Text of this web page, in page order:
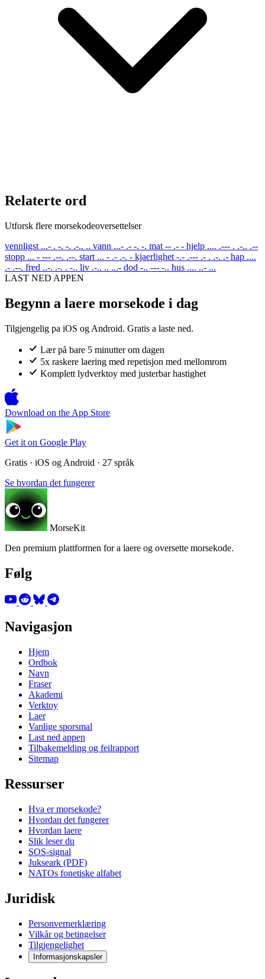
Relaterte ord
Utforsk flere morsekodeoversettelser
vennligst ...- . -. -. .-.. .. vann ...- .- -. -. mat -- .- - hjelp .... .--- . .-.. .--
stopp ... - --- .--. .--. start ... - .- .-. - kjaerlighet -.- .--- .- . .-. .- hap ....
.- .--. fred ..-. .-. . -.. liv .-.. .. ...- dod -.. --- -.. hus .... ..- ...
LAST NED APPEN
Begynn a laere morsekode i dag
Tilgjengelig pa iOS og Android. Gratis a laste ned.
Lær på bare 5 minutter om dagen
5x raskere laering med repetisjon med mellomrom
Komplett lydverktoy med justerbar hastighet
Download on the App Store
Get it on Google Play
Gratis · iOS og Android · 27 språk
Se hvordan det fungerer
MorseKit
Den premium plattformen for a laere og oversette morsekode.
Følg
Navigasjon
Hjem
Ordbok
Navn
Fraser
Akademi
Verktoy
Laer
Vanlige sporsmal
Last ned appen
Tilbakemelding og feilrapport
Sitemap
Ressurser
Hva er morsekode?
Hvordan det fungerer
Hvordan laere
Slik leser du
SOS-signal
Jukseark (PDF)
NATOs fonetiske alfabet
Juridisk
Personvernerklæring
Vilkår og betingelser
Tilgjengelighet
Informasjonskapsler